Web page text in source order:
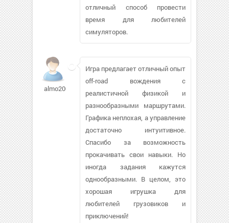
отличный способ провести
время для любителей
симуляторов.
almo2002
Игра предлагает отличный опыт
off-road вождения с
реалистичной физикой и
разнообразными маршрутами.
Графика неплохая, а управление
достаточно интуитивное.
Спасибо за возможность
прокачивать свои навыки. Но
иногда задания кажутся
однообразными. В целом, это
хорошая игрушка для
любителей грузовиков и
приключений!